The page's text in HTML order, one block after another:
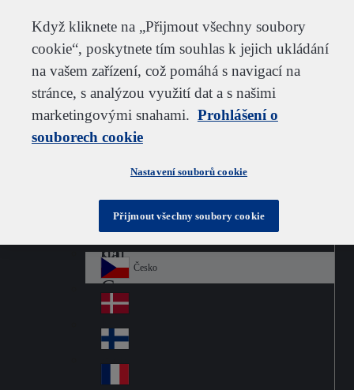
Go to home
Jump to navigation
Jump to content
Zákaznická podpora Kontaktujte nás Odebírat Kariéra ve společnosti IDEXX
Czech
Au
str
ali
Australia
Au
Österreich
azi
Ca
na
da
Canada
Ch
ina
中国大陆
Cz
ec
h
Česko
De
nm
ark
Fin
Když kliknete na „Přijmout všechny soubory
cookie“, poskytnete tím souhlas k jejich ukládání
na vašem zařízení, což pomáhá s navigací na
stránce, s analýzou využití dat a s našimi
marketingovými snahami. Prohlášení o
souborech cookie
Nastavení souborů cookie
Přijmout všechny soubory cookie